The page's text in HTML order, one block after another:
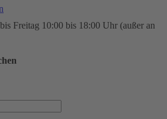
Freitag 10:00 bis 18:00 Uhr (außer an